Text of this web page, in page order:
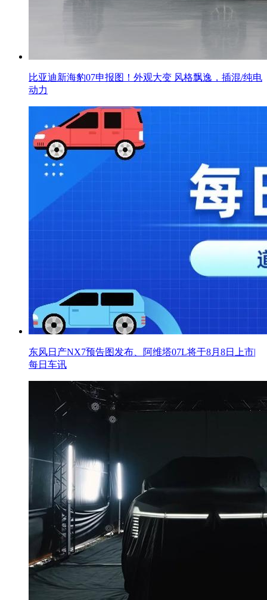
比亚迪新海豹07申报图！外观大变 风格飘逸，插混/纯电
动力
东风日产NX7预告图发布、阿维塔07L将于8月8日上市|
每日车讯